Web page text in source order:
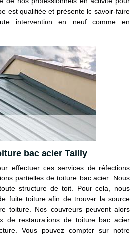
est qualifiée et présente le savoir-faire
intervention en neuf comme en
bac acier Tailly
effectuer des services de réfections
partielles de toiture bac acier. Nous
structure de toit. Pour cela, nous
fuite toiture afin de trouver la source
toiture. Nos couvreurs peuvent alors
de restaurations de toiture bac acier
Vous pouvez compter sur notre